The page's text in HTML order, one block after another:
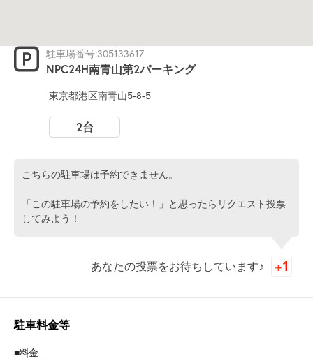
駐車場番号:305133617
NPC24H南青山第2パーキング
東京都港区南青山5-8-5
2台
こちらの駐車場は予約できません。
「この駐車場の予約をしたい！」と思ったらリクエスト投票
してみよう！
あなたの投票をお待ちしています♪
駐車料金等
■料金